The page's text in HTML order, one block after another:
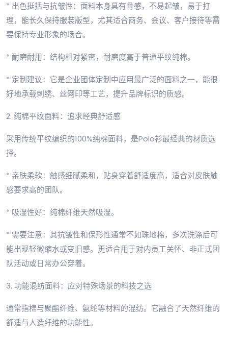
* 出色挺括与抗皱性：面料本身具有骨感，不易起皱，易于打
理，能长久保持服装版型，尤其适合商务、会议、客户接待等需
要保持专业形象的场合。
* 耐磨耐用：结构相对紧密，耐磨度高于普通平纹纯棉。
* 定制建议：它是企业团体定制中应用最广泛的面料之一，能很
好地承载刺绣、丝网印等工艺，提升品牌标识的质感。
2. 纯棉平纹面料：追求经典舒适感
采用传统平纹编织的100%纯棉面料，是Polo衫最经典的材质选
择。
* 亲肤柔软：触感细腻柔和，贴身穿着舒适度高，适合对皮肤触
感要求高的团队。
* 吸湿性好：纯棉纤维天然吸湿。
* 需要注意：其抗皱性和保形性通常不如珠地棉，多次洗涤后可
能出现轻微缩水或变旧感。更适合用于对内员工关怀、非正式团
队活动或日常办公穿着。
3. 功能混纺面料：应对特殊场景的科技之选
通常指棉与聚酯纤维、氨纶等材料的混纺。它融合了天然纤维的
舒适与人造纤维的功能性。